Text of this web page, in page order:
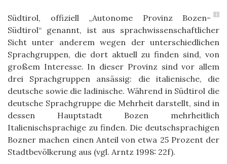
1
Südtirol, offiziell „Autonome Provinz Bozen-
Südtirol“ genannt, ist aus sprachwissenschaftlicher
Sicht unter anderem wegen der unterschiedlichen
Sprachgruppen, die dort aktuell zu finden sind, von
großem Interesse. In dieser Provinz sind vor allem
drei Sprachgruppen ansässig: die italienische, die
deutsche sowie die ladinische. Während in Südtirol die
deutsche Sprachgruppe die Mehrheit darstellt, sind in
dessen Hauptstadt Bozen mehrheitlich
Italienischsprachige zu finden. Die deutschsprachigen
Bozner machen einen Anteil von etwa 25 Prozent der
Stadtbevölkerung aus (vgl. Arntz 1998: 22f).